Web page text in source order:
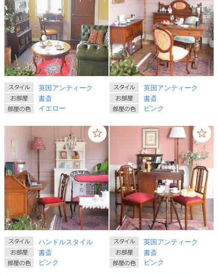
英国アンティーク
書斎
イエロー
英国アンティーク
書斎
ピンク
ハンドルスタイル
書斎
ピンク
英国アンティーク
書斎
ピンク